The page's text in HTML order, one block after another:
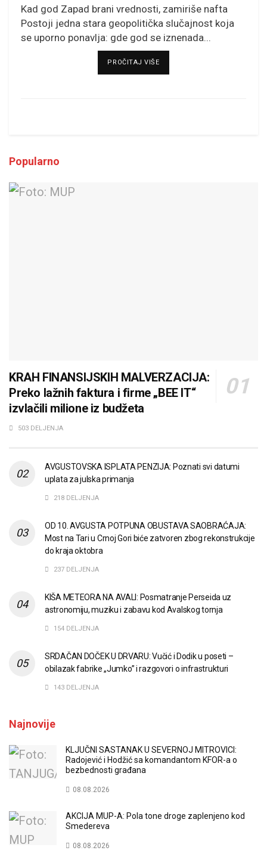
Kad god Zapad brani vrednosti, zamiriše nafta
Postoji jedna stara geopolitička slučajnost koja
se uporno ponavlja: gde god se iznenada...
PROČITAJ VIŠEDETAILS
Popularno
KRAH FINANSIJSKIH MALVERZACIJA:
Preko lažnih faktura i firme „BEE IT“
izvlačili milione iz budžeta
503 DELJENJA
AVGUSTOVSKA ISPLATA PENZIJA: Poznati svi datumi
uplata za julska primanja
218 DELJENJA
OD 10. AVGUSTA POTPUNA OBUSTAVA SAOBRAĆAJA:
Most na Tari u Crnoj Gori biće zatvoren zbog rekonstrukcije
do kraja oktobra
237 DELJENJA
KIŠA METEORA NA AVALI: Posmatranje Perseida uz
astronomiju, muziku i zabavu kod Avalskog tornja
154 DELJENJA
SRDAČAN DOČEK U DRVARU: Vučić i Dodik u poseti –
obilazak fabrike „Jumko” i razgovori o infrastrukturi
143 DELJENJA
Najnovije
KLJUČNI SASTANAK U SEVERNOJ MITROVICI:
Radojević i Hodžić sa komandantom KFOR-a o
bezbednosti građana
08.08.2026
AKCIJA MUP-A: Pola tone droge zaplenjeno kod
Smedereva
08.08.2026